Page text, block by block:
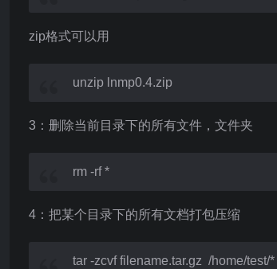
zip格式可以用
unzip lnmp0.4.zip
3：删除当前目录下的所有文件，文件夹
rm -rf *
4：把某个目录下的所有文档打包压缩
tar -zcvf filename.tar.gz /home/test/*